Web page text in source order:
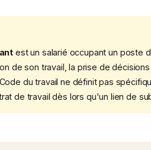
est un salarié occupant un poste
de son travail, la prise de
du travail ne définit pas
de travail dès lors qu'un lien de